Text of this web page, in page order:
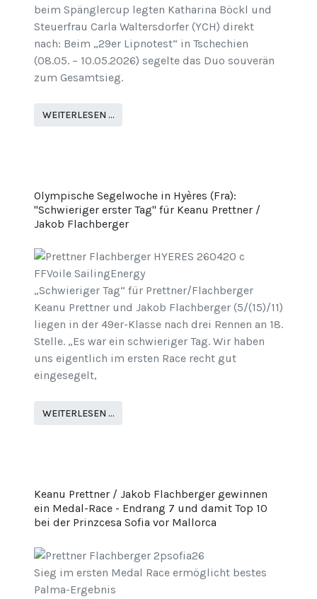
beim Spänglercup legten Katharina Böckl und
Steuerfrau Carla Waltersdorfer (YCH) direkt
nach: Beim „29er Lipnotest“ in Tschechien
(08.05. – 10.05.2026) segelte das Duo souverän
zum Gesamtsieg.
WEITERLESEN …
Olympische Segelwoche in Hyères (Fra):
"Schwieriger erster Tag" für Keanu Prettner /
Jakob Flachberger
„Schwieriger Tag“ für Prettner/Flachberger
Keanu Prettner und Jakob Flachberger (5/(15)/11)
liegen in der 49er-Klasse nach drei Rennen an 18.
Stelle. „Es war ein schwieriger Tag. Wir haben
uns eigentlich im ersten Race recht gut
eingesegelt,
WEITERLESEN …
Keanu Prettner / Jakob Flachberger gewinnen
ein Medal-Race - Endrang 7 und damit Top 10
bei der Prinzcesa Sofia vor Mallorca
Sieg im ersten Medal Race ermöglicht bestes
Palma-Ergebnis